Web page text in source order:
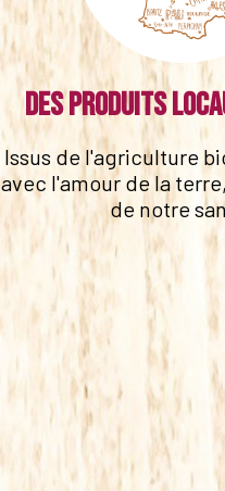
Des produits
Issus de l'agriculture
avec l'amour de la
de notre